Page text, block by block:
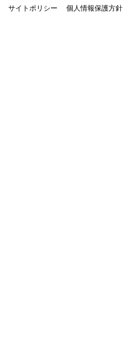
サイトポリシー
個人情報保護方針